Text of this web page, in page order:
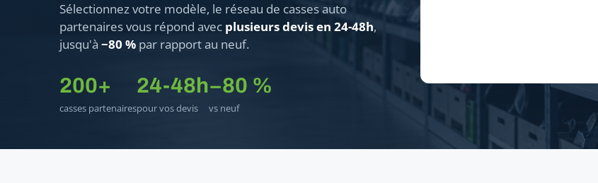
Sélectionnez votre modèle, le réseau de casses auto
partenaires vous répond avec plusieurs devis en 24-48h,
jusqu'à −80 % par rapport au neuf.
200+
casses partenaires
24-48h
pour vos devis
−80 %
vs neuf